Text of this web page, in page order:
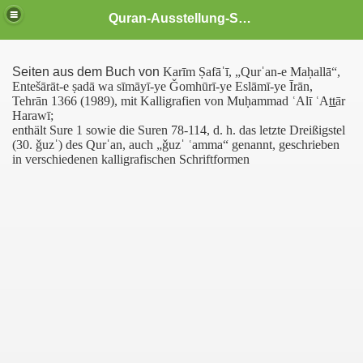
Quran-Ausstellung-Schwerin
Seiten aus dem Buch von Karīm Ṣafāˈī, „Qurˈan-e Maḥallā“,
Entešārāt-e ṣadā wa sīmāyī-ye Ǧomhūrī-ye Eslāmī-ye Īrān,
Tehrān 1366 (1989), mit Kalligrafien von Muḥammad ʿAlī ʿAṯṯār
Harawī;
enthält Sure 1 sowie die Suren 78-114, d. h. das letzte Dreißigstel
(30. ǧuzˈ) des Qurˈan, auch „ǧuzˈ ʿamma“ genannt, geschrieben
in verschiedenen kalligrafischen Schriftformen
aus dem Qurˈān
Muslime